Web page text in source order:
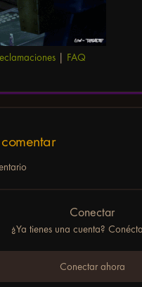
| FAQ
Conectar
¿Ya tienes una cuenta?
Conectar ahora